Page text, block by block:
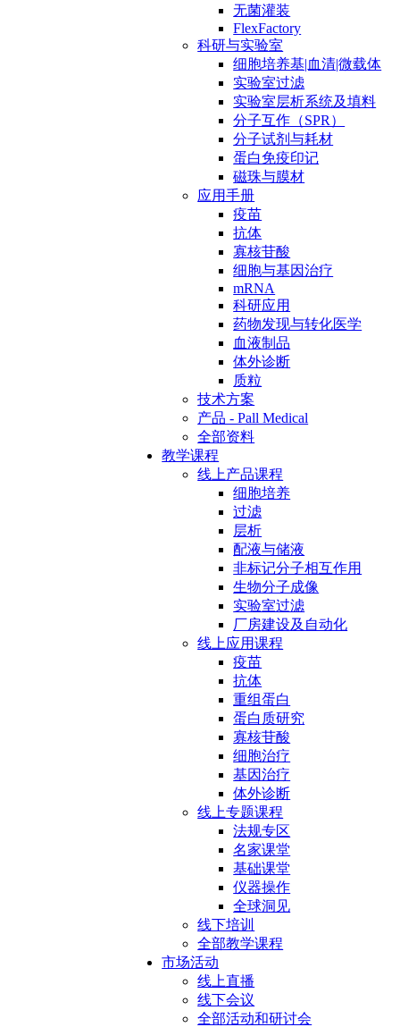
无菌灌装
FlexFactory
科研与实验室
细胞培养基|血清|微载体
实验室过滤
实验室层析系统及填料
分子互作（SPR）
分子试剂与耗材
蛋白免疫印记
磁珠与膜材
应用手册
疫苗
抗体
寡核苷酸
细胞与基因治疗
mRNA
科研应用
药物发现与转化医学
血液制品
体外诊断
质粒
技术方案
产品 - Pall Medical
全部资料
教学课程
线上产品课程
细胞培养
过滤
层析
配液与储液
非标记分子相互作用
生物分子成像
实验室过滤
厂房建设及自动化
线上应用课程
疫苗
抗体
重组蛋白
蛋白质研究
寡核苷酸
细胞治疗
基因治疗
体外诊断
线上专题课程
法规专区
名家课堂
基础课堂
仪器操作
全球洞见
线下培训
全部教学课程
市场活动
线上直播
线下会议
全部活动和研讨会